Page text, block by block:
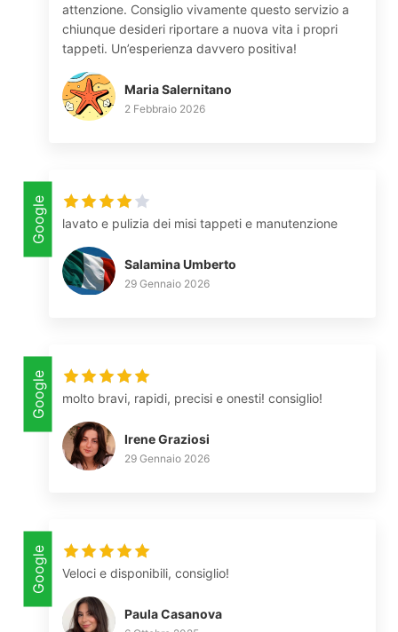
attenzione. Consiglio vivamente questo servizio a
chiunque desideri riportare a nuova vita i propri
tappeti. Un’esperienza davvero positiva!
Maria Salernitano
2 Febbraio 2026
Google lavato e pulizia dei misi tappeti e manutenzione
Salamina Umberto
29 Gennaio 2026
Google molto bravi, rapidi, precisi e onesti! consiglio!
Irene Graziosi
29 Gennaio 2026
Google Veloci e disponibili, consiglio!
Paula Casanova